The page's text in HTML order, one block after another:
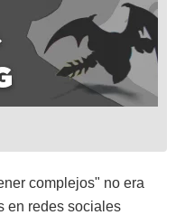
complejos" no era
en redes sociales